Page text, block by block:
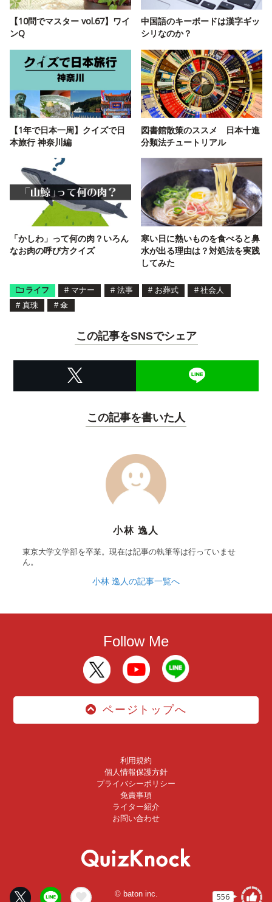
556
【10問でマスター vol.67】ワイ
ンQ
中国語のキーボードは漢字ギッ
シリなのか？
【1年で日本一周】クイズで日
本旅行 神奈川編
図書館散策のススメ 日本十進
分類法チュートリアル
「かしわ」って何の肉？いろん
なお肉の呼び方クイズ
寒い日に熱いものを食べると鼻
水が出る理由は？対処法を実践
してみた
ライフ # マナー # 法事 # お葬式 # 社会人
# 真珠 # 傘
この記事をSNSでシェア
この記事を書いた人
小林 逸人
東京大学文学部を卒業。現在は記事の執筆等は行っていませ
ん。
小林 逸人の記事一覧へ
Follow Me
ページトップへ
利用規約
個人情報保護方針
プライバシーポリシー
免責事項
ライター紹介
お問い合わせ
© baton inc.